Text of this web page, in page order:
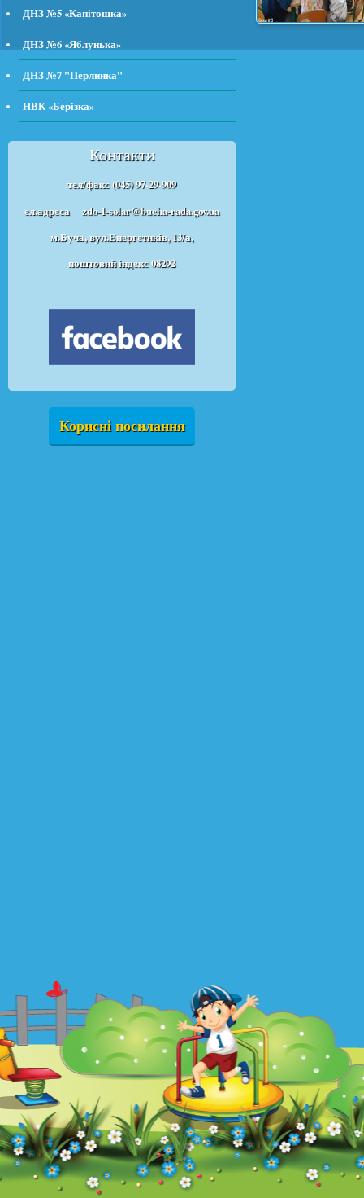
ДНЗ №5 «Капітошка»
ДНЗ №6 «Яблунька»
ДНЗ №7 "Перлинка"
НВК «Берізка»
Контакти
тел/факс (045) 97-29-909
ел.адреса zdo-1-solar@bucha-rada.gov.ua
м.Буча, вул.Енергетиків, 13/а,
поштовий індекс 08292
Корисні посилання